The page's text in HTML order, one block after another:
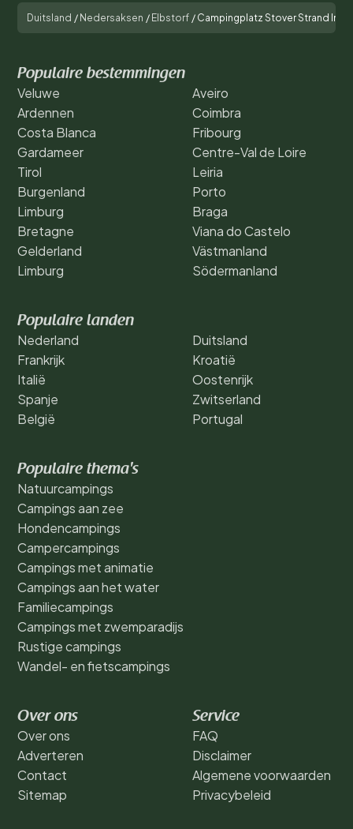
Duitsland / Nedersaksen / Elbstorf / Campingplatz Stover Strand
Populaire bestemmingen
Veluwe
Ardennen
Costa Blanca
Gardameer
Tirol
Burgenland
Limburg
Bretagne
Gelderland
Limburg
Aveiro
Coimbra
Fribourg
Centre-Val de Loire
Leiria
Porto
Braga
Viana do Castelo
Västmanland
Södermanland
Populaire landen
Nederland
Frankrijk
Italië
Spanje
België
Duitsland
Kroatië
Oostenrijk
Zwitserland
Portugal
Populaire thema's
Natuurcampings
Campings aan zee
Hondencampings
Campercampings
Campings met animatie
Campings aan het water
Familiecampings
Campings met zwemparadijs
Rustige campings
Wandel- en fietscampings
Over ons
Over ons
Adverteren
Contact
Sitemap
Service
FAQ
Disclaimer
Algemene voorwaarden
Privacybeleid